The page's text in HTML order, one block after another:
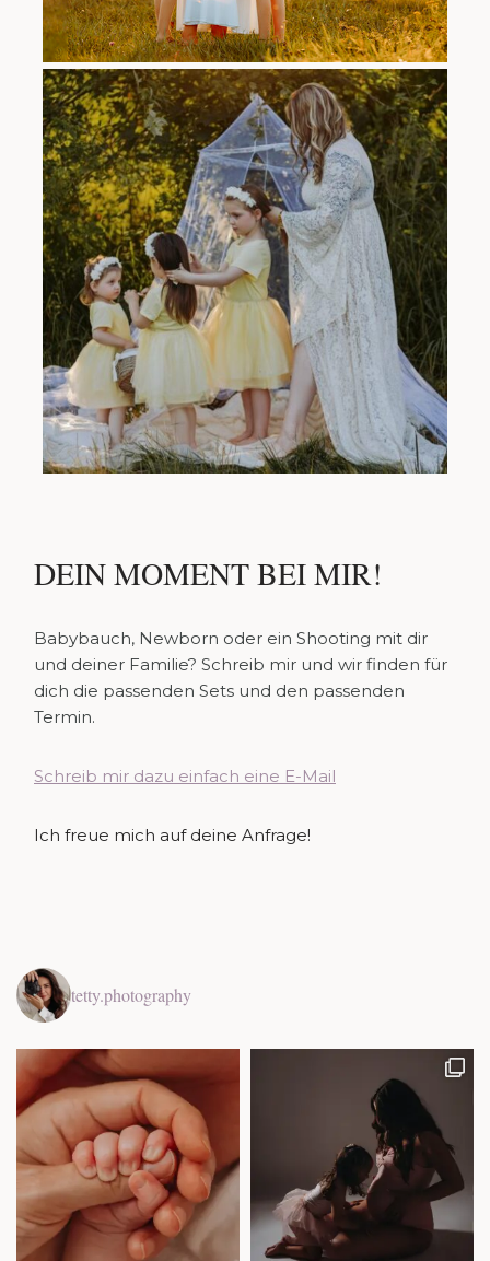
DEIN MOMENT BEI MIR!
Babybauch, Newborn oder ein Shooting mit dir
und deiner Familie? Schreib mir und wir finden für
dich die passenden Sets und den passenden
Termin.
Schreib mir dazu einfach eine E-Mail
Ich freue mich auf deine Anfrage!
tetty.photography